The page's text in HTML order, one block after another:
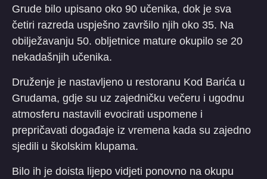
Grude bilo upisano oko 90 učenika, dok je sva
četiri razreda uspješno završilo njih oko 35. Na
obilježavanju 50. obljetnice mature okupilo se 20
nekadašnjih učenika.
Druženje je nastavljeno u restoranu Kod Barića u
Grudama, gdje su uz zajedničku večeru i ugodnu
atmosferu nastavili evocirati uspomene i
prepričavati događaje iz vremena kada su zajedno
sjedili u školskim klupama.
Bilo ih je doista lijepo vidjeti ponovno na okupu